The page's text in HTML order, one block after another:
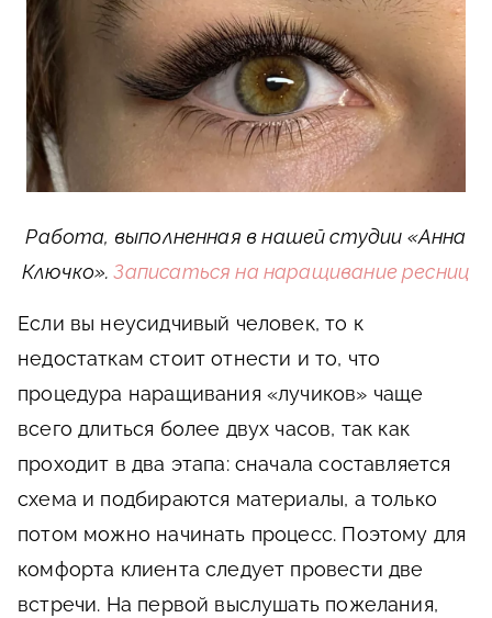
Работа, выполненная в нашей студии «Анна
Ключко».Записаться на наращивание ресниц
Если вы неусидчивый человек, то к
недостаткам стоит отнести и то, что
процедура наращивания «лучиков» чаще
всего длиться более двух часов, так как
проходит в два этапа: сначала составляется
схема и подбираются материалы, а только
потом можно начинать процесс. Поэтому для
комфорта клиента следует провести две
встречи. На первой выслушать пожелания,